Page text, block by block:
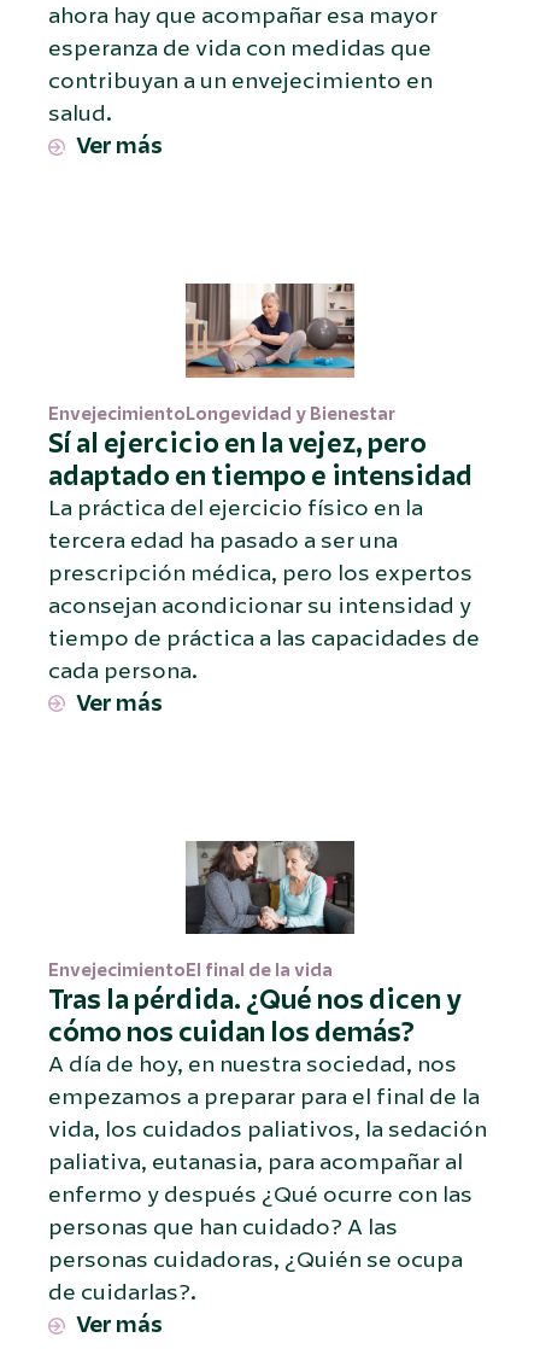
ahora hay que acompañar esa mayor
esperanza de vida con medidas que
contribuyan a un envejecimiento en
salud.
Ver más
EnvejecimientoLongevidad y Bienestar
Sí al ejercicio en la vejez, pero
adaptado en tiempo e intensidad
La práctica del ejercicio físico en la
tercera edad ha pasado a ser una
prescripción médica, pero los expertos
aconsejan acondicionar su intensidad y
tiempo de práctica a las capacidades de
cada persona.
Ver más
EnvejecimientoEl final de la vida
Tras la pérdida. ¿Qué nos dicen y
cómo nos cuidan los demás?
A día de hoy, en nuestra sociedad, nos
empezamos a preparar para el final de la
vida, los cuidados paliativos, la sedación
paliativa, eutanasia, para acompañar al
enfermo y después ¿Qué ocurre con las
personas que han cuidado? A las
personas cuidadoras, ¿Quién se ocupa
de cuidarlas?.
Ver más